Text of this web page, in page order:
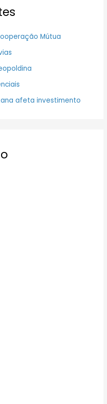
Mútua
afeta investimento